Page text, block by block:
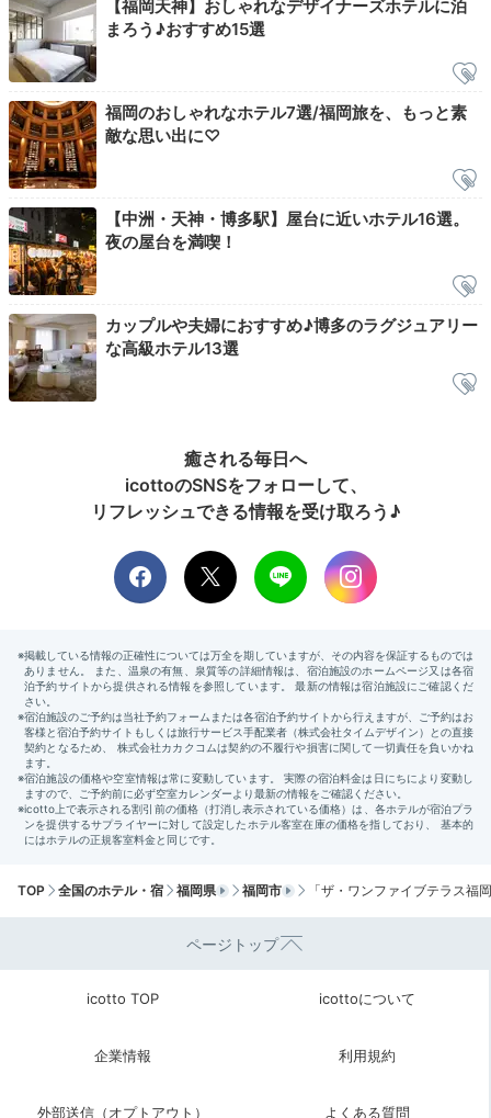
バスルーム一例
ホテルに帰ってきた後は、ロビーの
アメニティブースで
洗顔料や化粧水、バスソルトなどを選んでから部屋に戻
りましょう。バス、トイレ、洗面所はそれぞれ独立して
いて、子供とのバスタイムもゆったり過ごせますよ。
した。バスソルトは3種類ほどありました♪
2日目
Morning
09:00 宿から徒歩約6分
「マヌコーヒー」で
至福の朝時間
【福岡天神】おしゃれなデザイナーズホテルに泊
まろう♪おすすめ15選
福岡のおしゃれなホテル7選/福岡旅を、もっと素
敵な思い出に♡
【中洲・天神・博多駅】屋台に近いホテル16選。
夜の屋台を満喫！
カップルや夫婦におすすめ♪博多のラグジュアリー
な高級ホテル13選
癒される毎日へ
icottoのSNSをフォローして、
リフレッシュできる情報を受け取ろう♪
TOP 全国のホテル・宿 福岡県 福岡市 「ザ・ワンファイブテラス
ページトップ
icotto TOP icottoについて
企業情報 利用規約
外部送信（オプトアウト） よくある質問